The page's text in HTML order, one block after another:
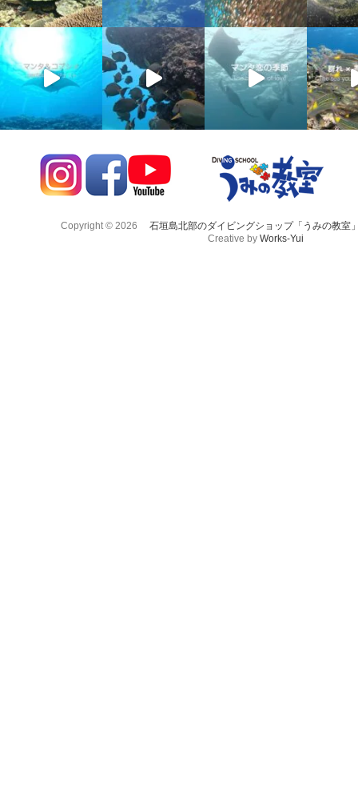
Copyright © 2026
石垣島北部のダイビングショップ「うみの教室
Creative by Works-Yui